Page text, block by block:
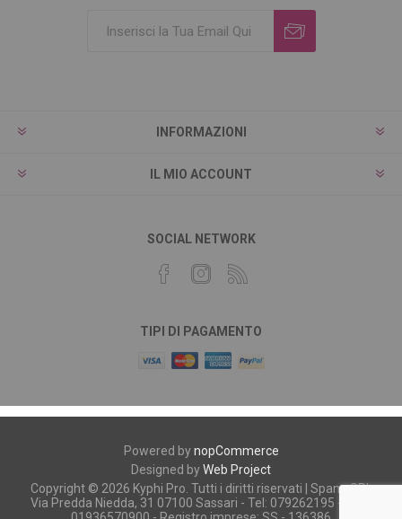
INFORMAZIONI
IL MIO ACCOUNT
SOCIAL NETWORK
TIPI DI PAGAMENTO
Powered bynopCommerce
Designed byWeb Project
Copyright © 2026 Kyphi Pro. Tutti i diritti riservati | Spano SRL
Via Predda Niedda, 31 07100 Sassari - Tel: 079262195 - P.iva: